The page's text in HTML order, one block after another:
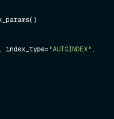
, index_type="AUTOINDEX" ,